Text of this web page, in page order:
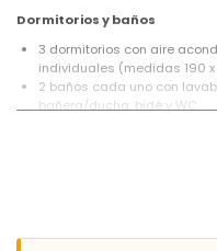
Dormitorios y baños
3 dormitorios con aire
individuales (medidas 190
2 baños cada uno con
bañera/ducha, bidé y WC
Barbacoa